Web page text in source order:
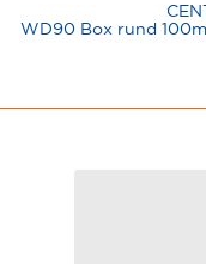
WD90 Box rund